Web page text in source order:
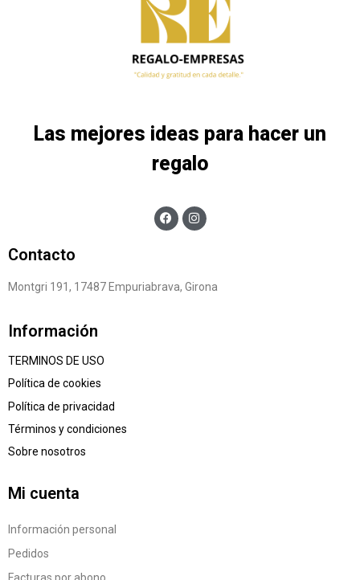
Las mejores ideas para hacer un
regalo
Contacto
Montgri 191, 17487 Empuriabrava, Girona
Información
TERMINOS DE USO
Política de cookies
Política de privacidad
Términos y condiciones
Sobre nosotros
Mi cuenta
Información personal
Pedidos